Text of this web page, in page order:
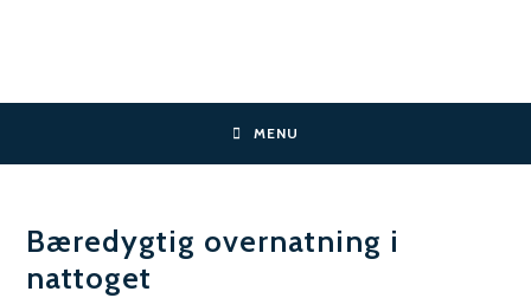
MENU
Bæredygtig overnatning i
nattoget